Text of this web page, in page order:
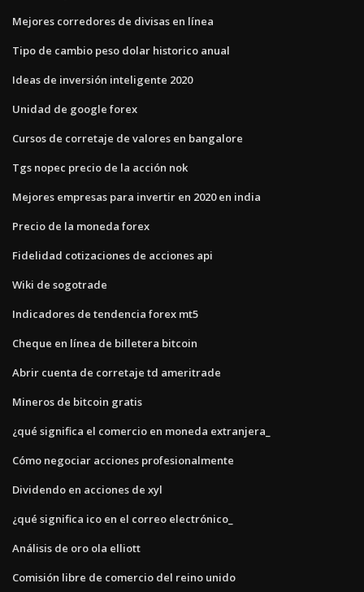
Mejores corredores de divisas en línea
Tipo de cambio peso dolar historico anual
Ideas de inversión inteligente 2020
Unidad de google forex
Cursos de corretaje de valores en bangalore
Tgs nopec precio de la acción nok
Mejores empresas para invertir en 2020 en india
Precio de la moneda forex
Fidelidad cotizaciones de acciones api
Wiki de sogotrade
Indicadores de tendencia forex mt5
Cheque en línea de billetera bitcoin
Abrir cuenta de corretaje td ameritrade
Mineros de bitcoin gratis
¿qué significa el comercio en moneda extranjera_
Cómo negociar acciones profesionalmente
Dividendo en acciones de xyl
¿qué significa ico en el correo electrónico_
Análisis de oro ola elliott
Comisión libre de comercio del reino unido